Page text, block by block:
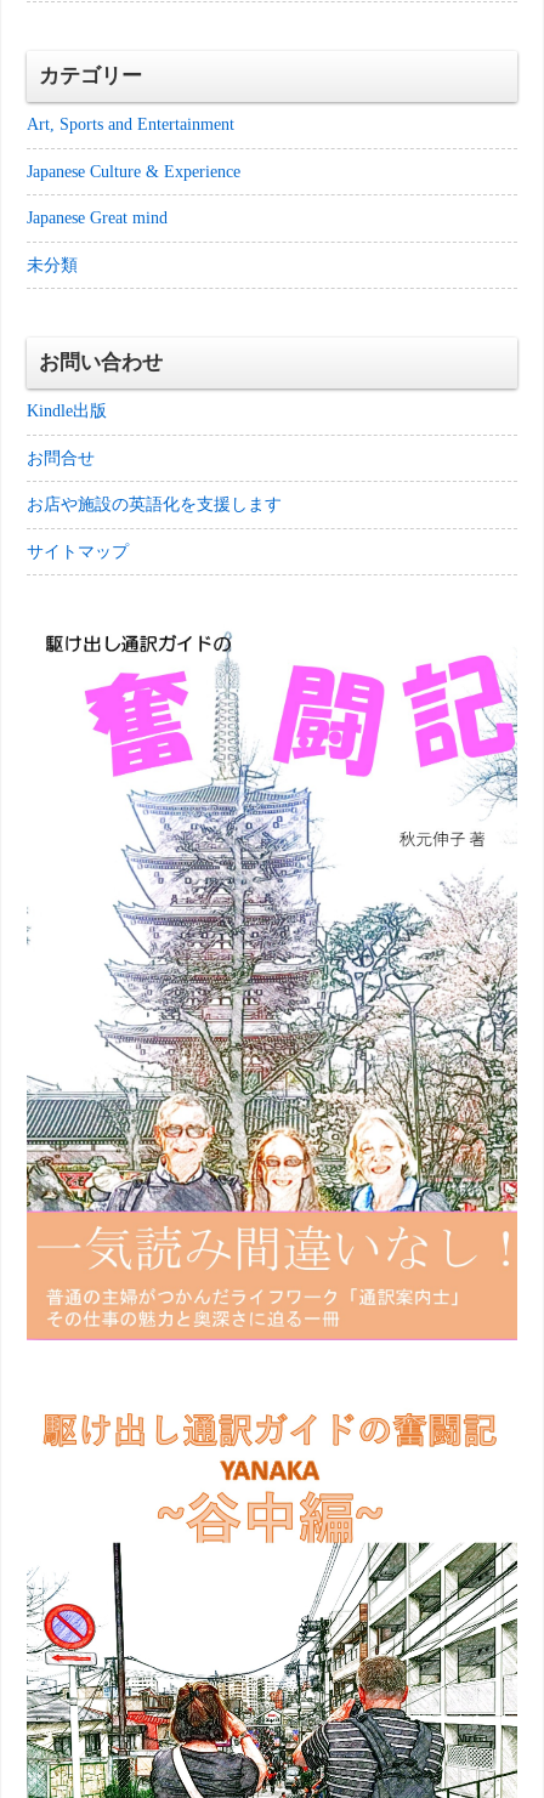
カテゴリー
Art, Sports and Entertainment
Japanese Culture & Experience
Japanese Great mind
未分類
お問い合わせ
Kindle出版
お問合せ
お店や施設の英語化を支援します
サイトマップ